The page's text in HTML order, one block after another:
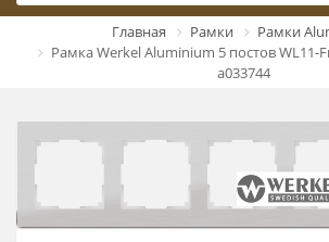
Розетки USB
Розетки ТВ
Розетки акустика
Светорегуляторы
Главная Рамки
Рамки
Рамка Werkel Aluminium 5 постов
a033744